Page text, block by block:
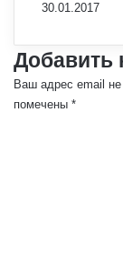
30.01.2017
Добавить
Ваш адрес email не
помечены *